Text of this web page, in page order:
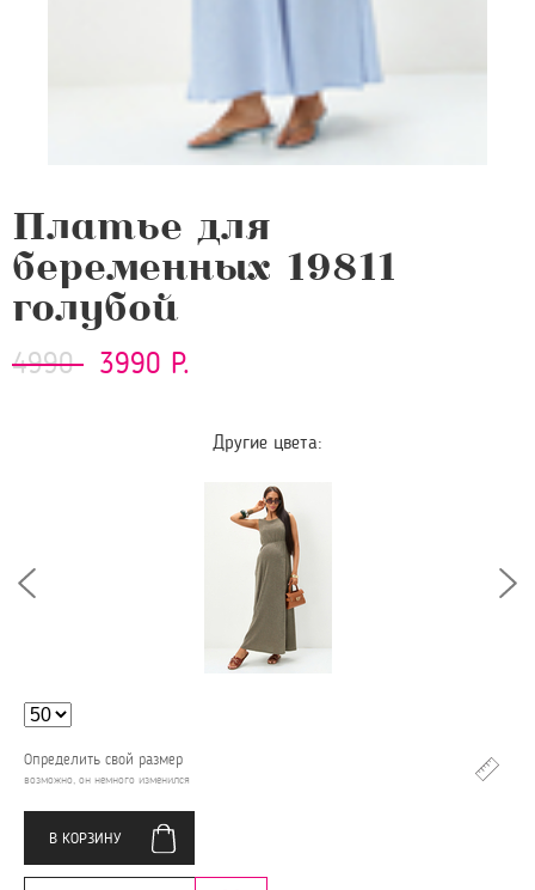
Платье для
беременных 19811
голубой
4990 3990 Р.
Другие цвета:
Определить свой размер
возможно, он немного изменился
В КОРЗИНУ